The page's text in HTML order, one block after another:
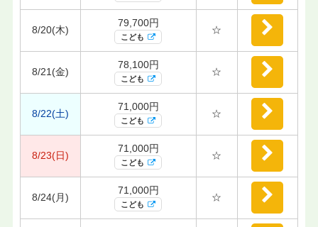
8/20(木)
79,700円
こども
☆
8/21(金)
78,100円
こども
☆
8/22(土)
71,000円
こども
☆
8/23(日)
71,000円
こども
☆
8/24(月)
71,000円
こども
☆